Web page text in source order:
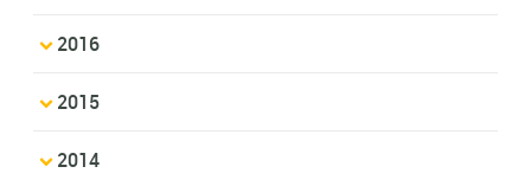
2016
2015
2014